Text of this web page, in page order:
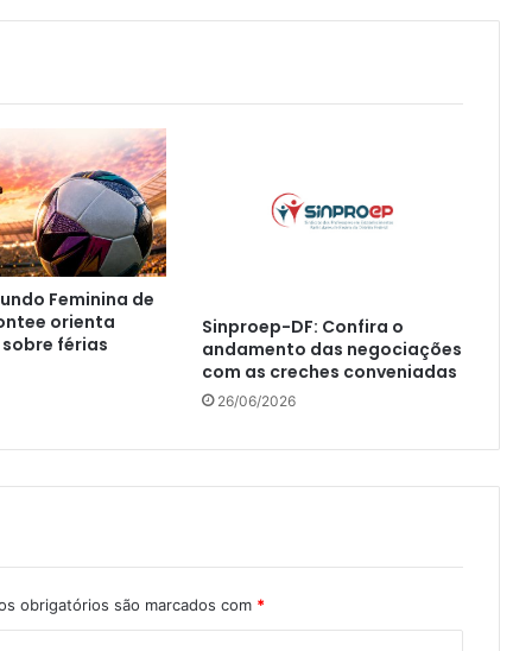
Feminina de
orienta
férias
Sinproep-DF: Confira o
andamento das negociações
com as creches conveniadas
26/06/2026
obrigatórios são marcados com *